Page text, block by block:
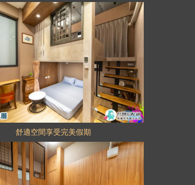
舒適空間享受完美假期